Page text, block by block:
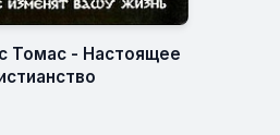
Томас - Настоящее